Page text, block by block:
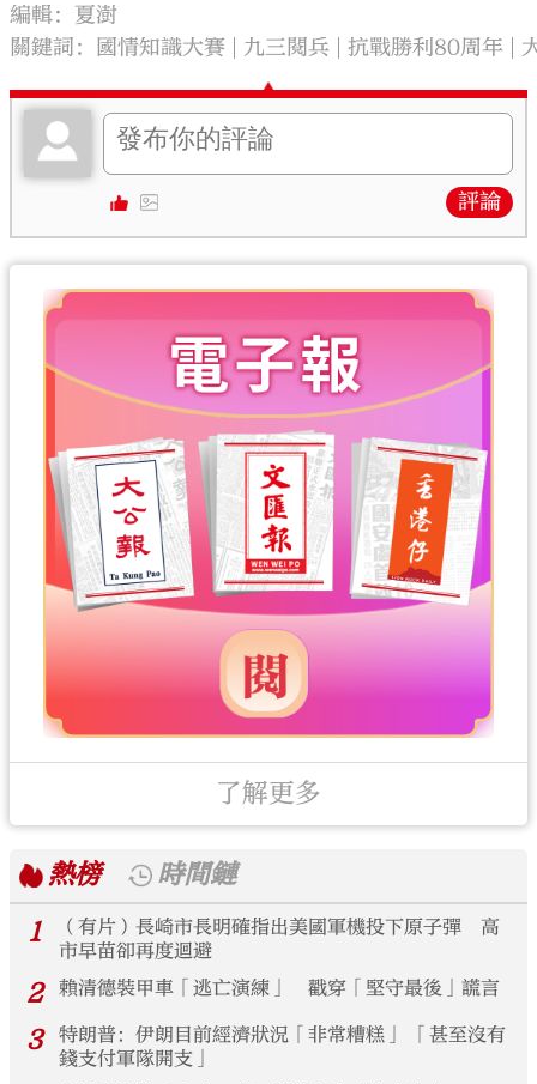
編輯：夏澍
關鍵詞：
國情知識大賽 九三閱兵 抗戰勝利80周年
評論
了解更多
熱榜
時間鏈
1
（有片）長崎市長明確指出美國軍機投下原子彈 高
市早苗卻再度迴避
2 賴清德裝甲車「逃亡演練」 戳穿「堅守最後」謊言
3
特朗普：伊朗目前經濟狀況「非常糟糕」 「甚至沒有
錢支付軍隊開支」